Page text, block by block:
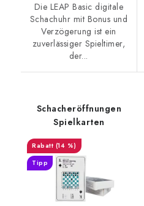
Die LEAP Basic digitale
Schachuhr mit Bonus und
Verzögerung ist ein
zuverlässiger Spieltimer,
der...
Schacheröffnungen
Spielkarten
(14 %)
Tipp